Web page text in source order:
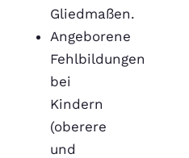
Gliedmaßen.
Angeborene
Fehlbildungen
bei
Kindern
(oberere
und